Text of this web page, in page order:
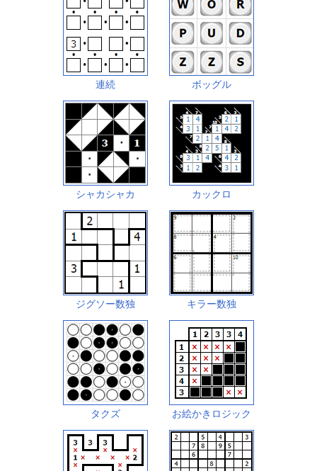
連続 ボッグル
シャカシャカ カックロ
ジグソー数独 キラー数独
タクズ お絵かきロジック